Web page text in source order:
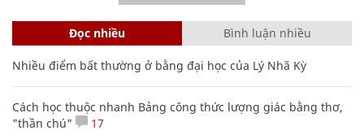
Đọc nhiều Bình luận nhiều
Nhiều điểm bất thường ở bằng đại học của Lý Nhã Kỳ
Cách học thuộc nhanh Bảng công thức lượng giác bằng thơ,
"thần chú"
17